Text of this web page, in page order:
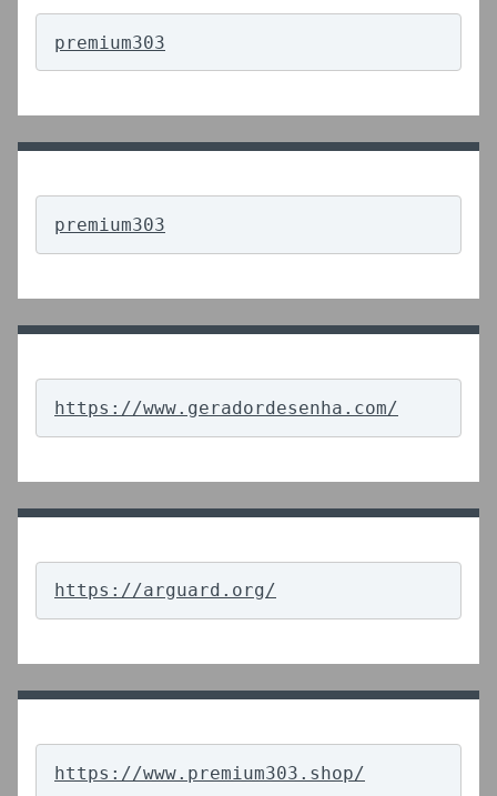
premium303
premium303
https://www.geradordesenha.com/
https://arguard.org/
https://www.premium303.shop/